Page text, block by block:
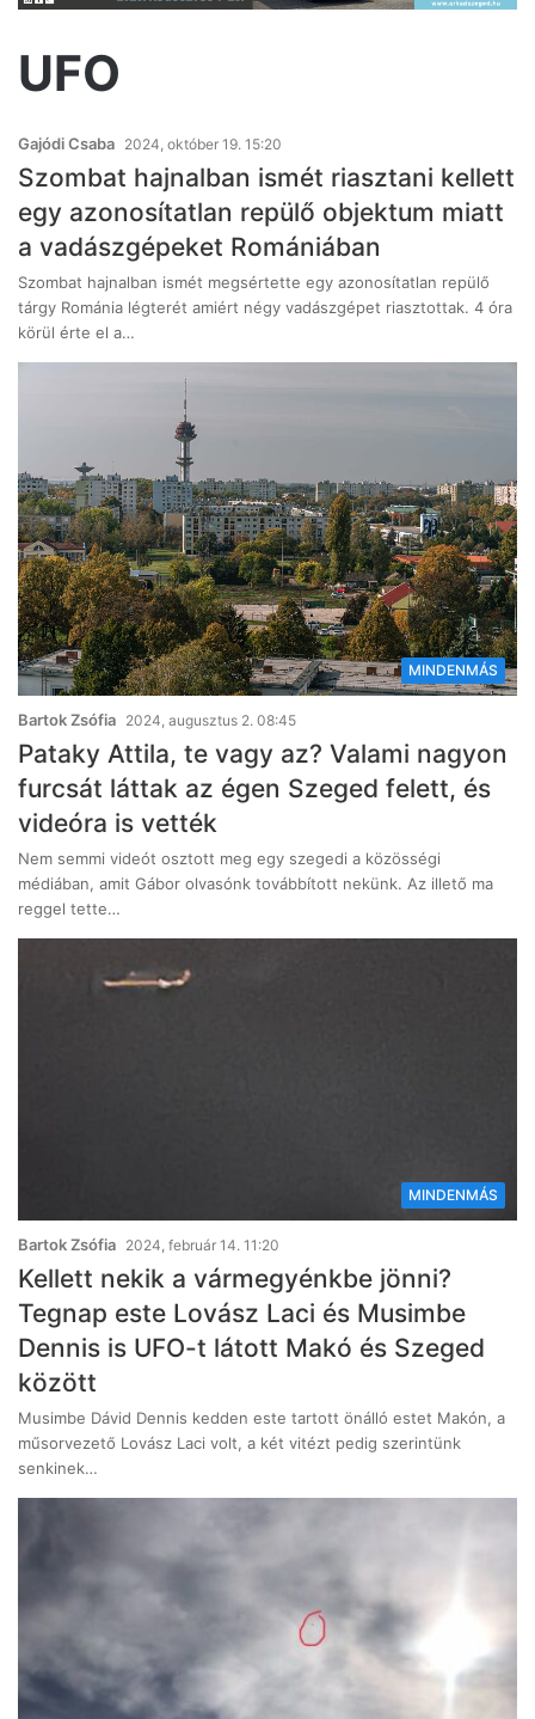
UFO
Gajódi Csaba 2024, október 19. 15:20
Szombat hajnalban ismét riasztani kellett
egy azonosítatlan repülő objektum miatt
a vadászgépeket Romániában
Szombat hajnalban ismét megsértette egy azonosítatlan repülő
tárgy Románia légterét amiért négy vadászgépet riasztottak. 4 óra
körül érte el a…
MINDENMÁS
Bartok Zsófia 2024, augusztus 2. 08:45
Pataky Attila, te vagy az? Valami nagyon
furcsát láttak az égen Szeged felett, és
videóra is vették
Nem semmi videót osztott meg egy szegedi a közösségi
médiában, amit Gábor olvasónk továbbított nekünk. Az illető ma
reggel tette…
MINDENMÁS
Bartok Zsófia 2024, február 14. 11:20
Kellett nekik a vármegyénkbe jönni?
Tegnap este Lovász Laci és Musimbe
Dennis is UFO-t látott Makó és Szeged
között
Musimbe Dávid Dennis kedden este tartott önálló estet Makón, a
műsorvezető Lovász Laci volt, a két vitézt pedig szerintünk
senkinek…